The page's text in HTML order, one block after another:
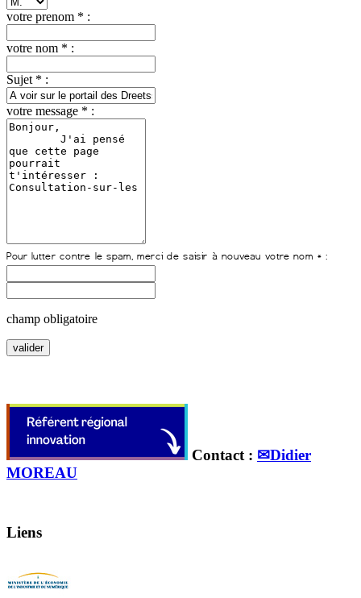
votre prenom * :
votre nom * :
Sujet * :
votre message * :
champ obligatoire
Contact : ✉Didier
MOREAU
Liens